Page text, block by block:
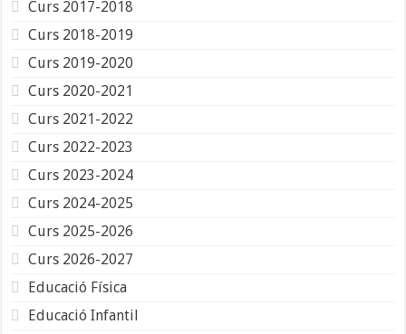
Curs 2017-2018
Curs 2018-2019
Curs 2019-2020
Curs 2020-2021
Curs 2021-2022
Curs 2022-2023
Curs 2023-2024
Curs 2024-2025
Curs 2025-2026
Curs 2026-2027
Educació Física
Educació Infantil